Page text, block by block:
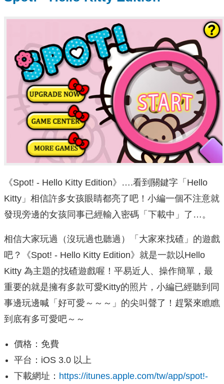
《Spot! - Hello Kitty Edition》….看到關鍵字「Hello
Kitty」相信許多女孩眼睛都亮了吧！小編一個不注意就
發現旁邊的女孩同事已經輸入密碼「下載中」了…。
相信大家玩過（沒玩過也聽過）「大家來找碴」的遊戲
吧？《Spot! - Hello Kitty Edition》就是一款以Hello
Kitty 為主題的找碴遊戲喔！平易近人、操作簡單，最
重要的就是擁有多款可愛Kitty的照片，小編已經聽到同
事邊玩邊喊「好可愛～～～」的尖叫聲了！趕緊來瞧瞧
到底有多可愛吧～～
價格：免費
平台：iOS 3.0 以上
下載網址： https://itunes.apple.com/tw/app/spot!-